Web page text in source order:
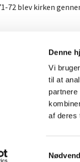
Denne
Vi
til at
af deres
72 blev kirken